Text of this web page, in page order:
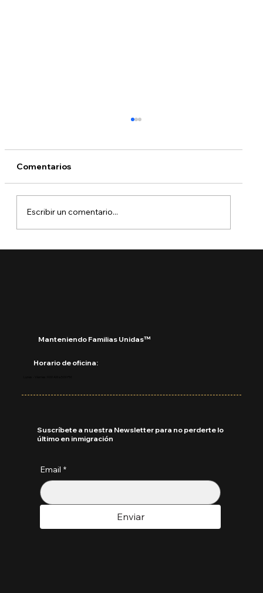
Comentarios
Escribir un comentario...
Manteniendo Familias Unidas™
Horario de oficina:
Email *
Enviar
Suscríbete a nuestra Newsletter para no perderte lo
último en inmigración